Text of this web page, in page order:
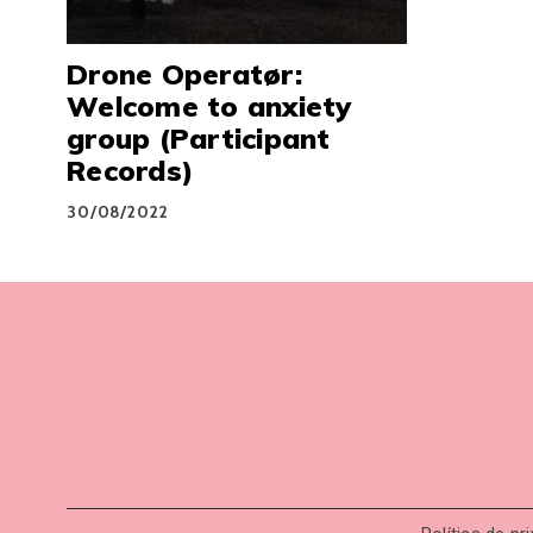
Drone Operatør:
Welcome to anxiety
group (Participant
Records)
30/08/2022